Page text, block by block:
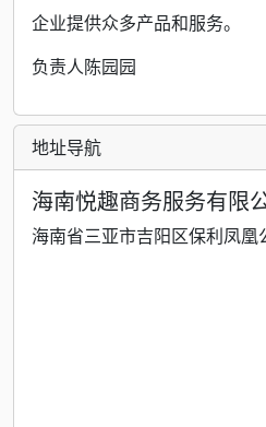
企业提供众多产品和服务。
负责人陈园园
地址导航
海南悦趣商务服务有限
海南省三亚市吉阳区保利凤